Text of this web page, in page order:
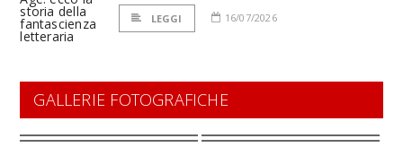
LEGGI 16/07/2026
GALLERIE FOTOGRAFICHE